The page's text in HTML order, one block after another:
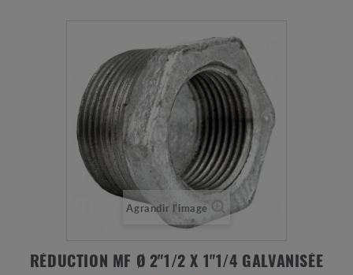
Agrandir l'image
RÉDUCTION MF Ø 2"1/2 X 1"1/4 GALVANISÉE